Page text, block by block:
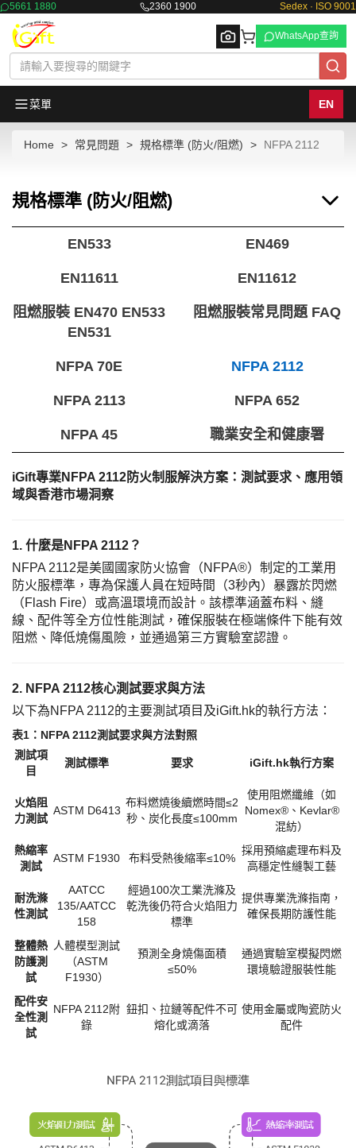
5661 1880 2360 1900 Sedex · ISO 9001
Browse
WhatsApp查詢
菜單 EN
Home 常見問題 規格標準 (防火/阻燃) NFPA 2112
規格標準 (防火/阻燃)
EN533 EN469
EN11611 EN11612
阻燃服裝 EN470 EN533
EN531
阻燃服裝常見問題 FAQ
NFPA 70E NFPA 2112
NFPA 2113 NFPA 652
NFPA 45 職業安全和健康署
iGift專業NFPA 2112防火制服解決方案：測試要求、應用領
域與香港市場洞察
1. 什麼是NFPA 2112？
NFPA 2112是美國國家防火協會（NFPA®）制定的工業用
防火服標準，專為保護人員在短時間（3秒內）暴露於閃燃
（Flash Fire）或高溫環境而設計。該標準涵蓋布料、縫
線、配件等全方位性能測試，確保服裝在極端條件下能有效
阻燃、降低燒傷風險，並通過第三方實驗室認證。
2. NFPA 2112核心測試要求與方法
以下為NFPA 2112的主要測試項目及iGift.hk的執行方法：
表1：NFPA 2112測試要求與方法對照
測試項
目
測試標準 要求 iGift.hk執行方案
火焰阻
力測試
ASTM D6413
布料燃燒後續燃時間≤2
秒、炭化長度≤100mm
使用阻燃纖維（如
Nomex®、Kevlar®
混紡）
熱縮率
測試
ASTM F1930 布料受熱後縮率≤10%
採用預縮處理布料及
高穩定性縫製工藝
耐洗滌
性測試
AATCC
135/AATCC
158
經過100次工業洗滌及
乾洗後仍符合火焰阻力
標準
提供專業洗滌指南，
確保長期防護性能
整體熱
防護測
試
人體模型測試
（ASTM
F1930）
預測全身燒傷面積
≤50%
通過實驗室模擬閃燃
環境驗證服裝性能
配件安
全性測
試
NFPA 2112附
錄
鈕扣、拉鏈等配件不可
熔化或滴落
使用金屬或陶瓷防火
配件